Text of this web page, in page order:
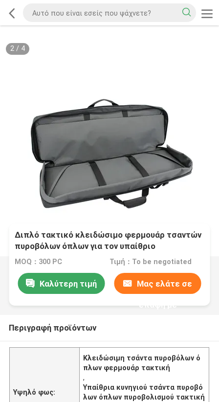
2/ 4
Διπλό τακτικό κλειδώσιμο φερμουάρ τσαντών
πυροβόλων όπλων για τον υπαίθριο
πυροβολισμό κυνηγιού
MOQ：300 PC Τιμή：To be negotiated
Καλύτερη τιμή Μας ελάτε σε
επαφή με
Περιγραφή προϊόντων
Υψηλό φως:
Κλειδώσιμη τσάντα πυροβόλων ό
πλων φερμουάρ τακτική
,
Υπαίθρια κυνηγιού τσάντα πυροβό
λων όπλων πυροβολισμού τακτική